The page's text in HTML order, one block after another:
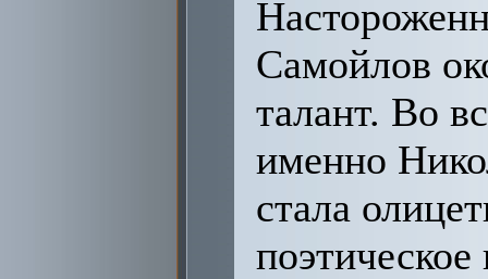
Самойлов
талант. Во
именно
стала